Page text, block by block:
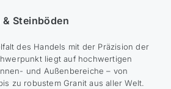
Steinböden
des Handels mit der Präzision der
liegt auf hochwertigen
und Außenbereiche – von
zu robustem Granit aus aller Welt.